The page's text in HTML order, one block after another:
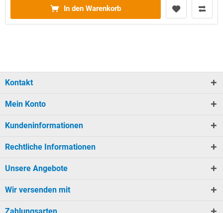
In den Warenkorb
Kontakt
Mein Konto
Kundeninformationen
Rechtliche Informationen
Unsere Angebote
Wir versenden mit